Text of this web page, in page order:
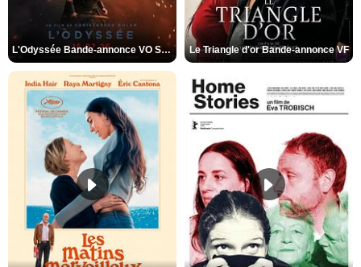
L'Odyssée Bande-annonce VO STFR Le Triangle d'or Bande-annonce VF